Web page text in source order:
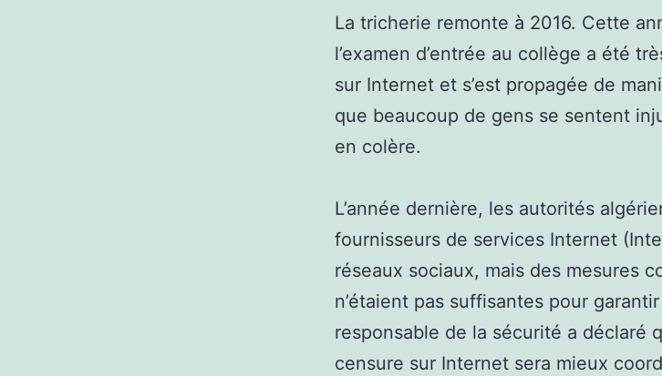
La tricherie remonte à 2016. Cette
l’examen d’entrée au collège a été
sur Internet et s’est propagée de
que beaucoup de gens se sentent
en colère.
L’année dernière, les autorités
fournisseurs de services Internet
réseaux sociaux, mais des mesures
n’étaient pas suffisantes pour
responsable de la sécurité a déclaré
censure sur Internet sera mieux